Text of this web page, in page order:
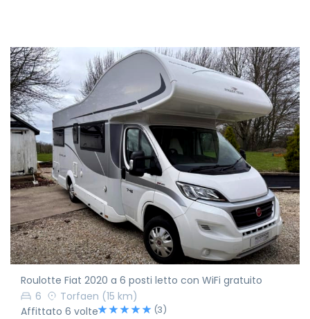
Roulotte Fiat 2020 a 6 posti letto con WiFi gratuito
6
Torfaen (15 km)
Affittato 6 volte
(3)